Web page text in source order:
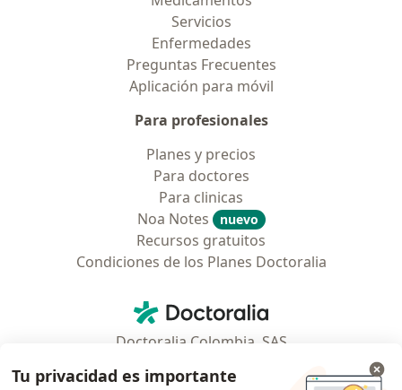
Servicios
Enfermedades
Preguntas Frecuentes
Aplicación para móvil
Para profesionales
Planes y precios
Para doctores
Para clinicas
Noa Notes
nuevo
Recursos gratuitos
Condiciones de los Planes Doctoralia
Doctoralia - Página de inicio
Doctoralia Colombia, SAS
Municipio: Bogotá D.C., Colombia
Tu privacidad es importante